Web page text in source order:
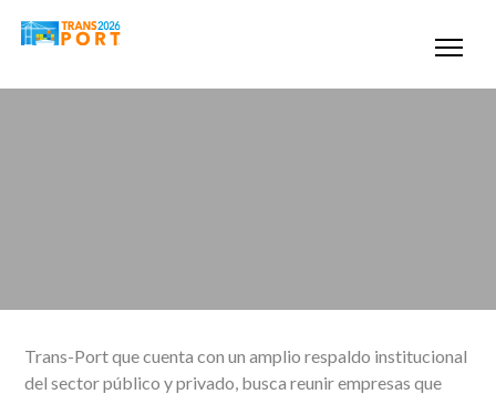
Trans-Port que cuenta con un amplio respaldo institucional
del sector público y privado, busca reunir empresas que